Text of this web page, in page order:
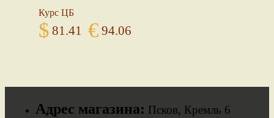
Курс ЦБ
$ 81.41 € 94.06
Адрес магазина: Псков, Кремль 6